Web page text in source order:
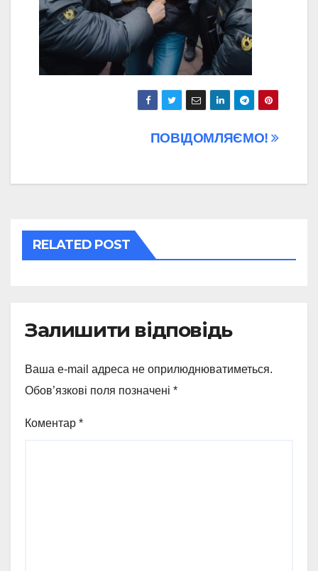
ПОВІДОМЛЯЄМО!
RELATED POST
Залишити відповідь
Ваша e-mail адреса не оприлюднюватиметься.
Обов’язкові поля позначені *
Коментар *